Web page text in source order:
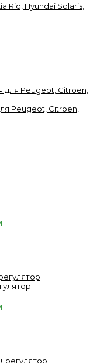
Rio, Hyundai Solaris,
Peugeot, Citroen,